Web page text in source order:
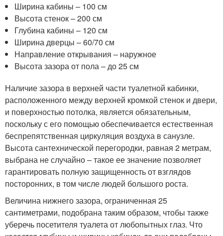
Ширина кабины – 100 см
Высота стенок – 200 см
Глубина кабины – 120 см
Ширина дверцы – 60/70 см
Направление открывания – наружное
Высота зазора от пола – до 25 см
Наличие зазора в верхней части туалетной кабинки,
расположенного между верхней кромкой стенок и двери,
и поверхностью потолка, является обязательным,
поскольку с его помощью обеспечивается естественная
беспрепятственная циркуляция воздуха в санузле.
Высота сантехнической перегородки, равная 2 метрам,
выбрана не случайно – такое ее значение позволяет
гарантировать полную защищенность от взглядов
посторонних, в том числе людей большого роста.
Величина нижнего зазора, ограниченная 25
сантиметрами, подобрана таким образом, чтобы также
уберечь посетителя туалета от любопытных глаз. Что